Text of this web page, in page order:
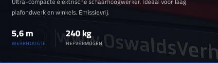
plafondwerk en winkels. Emissievrij.
5,6 m
WERKHOOGTE
240 kg
HEFVERMOGEN